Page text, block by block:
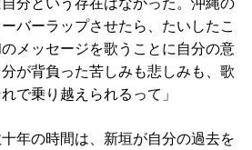
分という存在はなかった。沖縄の
バーラップさせたら、たいしたこ
メッセージを歌うことに自分の意
が背負った苦しみも悲しみも、歌
で乗り越えられるって」
年の時間は、新垣が自分の過去を